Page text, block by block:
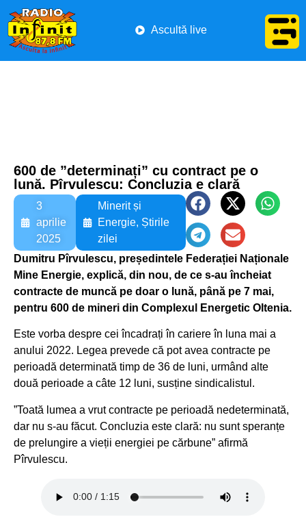
Ascultă live
600 de ”determinați” cu contract pe o
lună. Pîrvulescu: Concluzia e clară
3
aprilie
2025
Minerit și
Energie, Știrile
zilei
Dumitru Pîrvulescu, președintele Federației Naționale
Mine Energie, explică, din nou, de ce s-au încheiat
contracte de muncă pe doar o lună, până pe 7 mai,
pentru 600 de mineri din Complexul Energetic Oltenia.
Este vorba despre cei încadrați în cariere în luna mai a
anului 2022. Legea prevede că pot avea contracte pe
perioadă determinată timp de 36 de luni, urmând alte
două perioade a câte 12 luni, susține sindicalistul.
”Toată lumea a vrut contracte pe perioadă nedeterminată,
dar nu s-au făcut. Concluzia este clară: nu sunt speranțe
de prelungire a vieții energiei pe cărbune” afirmă
Pîrvulescu.